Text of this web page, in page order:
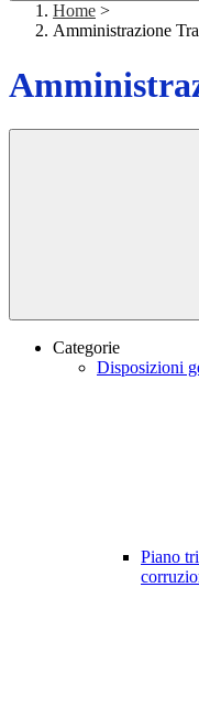
Home >
Amministrazione
Categorie
Disposizioni
Piano